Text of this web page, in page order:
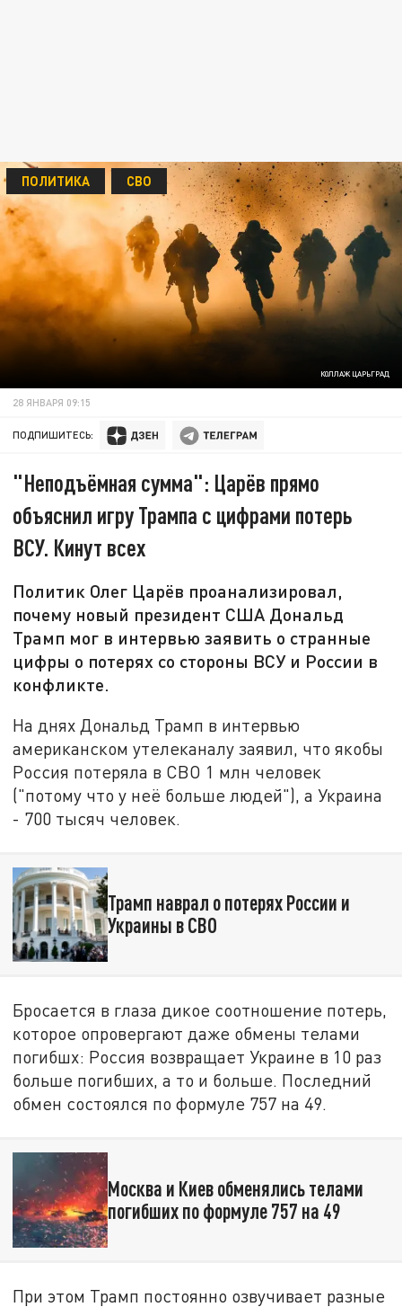
КОЛЛАЖ ЦАРЬГРАД
ПОЛИТИКА СВО
28 ЯНВАРЯ 09:15
ПОДПИШИТЕСЬ:
"Неподъёмная сумма": Царёв прямо
объяснил игру Трампа с цифрами потерь
ВСУ. Кинут всех
Политик Олег Царёв проанализировал,
почему новый президент США Дональд
Трамп мог в интервью заявить о странные
цифры о потерях со стороны ВСУ и России в
конфликте.
На днях Дональд Трамп в интервью
американском утелеканалу заявил, что якобы
Россия потеряла в СВО 1 млн человек
("потому что у неё больше людей"), а Украина
- 700 тысяч человек.
Трамп наврал о потерях России и
Украины в СВО
Бросается в глаза дикое соотношение потерь,
которое опровергают даже обмены телами
погибшх: Россия возвращает Украине в 10 раз
больше погибших, а то и больше. Последний
обмен состоялся по формуле 757 на 49.
Москва и Киев обменялись телами
погибших по формуле 757 на 49
При этом Трамп постоянно озвучивает разные